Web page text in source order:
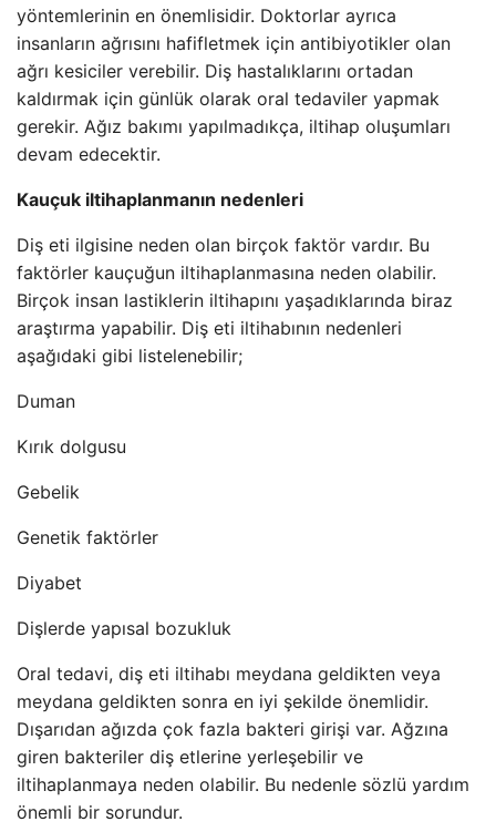
yöntemlerinin en önemlisidir. Doktorlar ayrıca
insanların ağrısını hafifletmek için antibiyotikler olan
ağrı kesiciler verebilir. Diş hastalıklarını ortadan
kaldırmak için günlük olarak oral tedaviler yapmak
gerekir. Ağız bakımı yapılmadıkça, iltihap oluşumları
devam edecektir.
Kauçuk iltihaplanmanın nedenleri
Diş eti ilgisine neden olan birçok faktör vardır. Bu
faktörler kauçuğun iltihaplanmasına neden olabilir.
Birçok insan lastiklerin iltihapını yaşadıklarında biraz
araştırma yapabilir. Diş eti iltihabının nedenleri
aşağıdaki gibi listelenebilir;
Duman
Kırık dolgusu
Gebelik
Genetik faktörler
Diyabet
Dişlerde yapısal bozukluk
Oral tedavi, diş eti iltihabı meydana geldikten veya
meydana geldikten sonra en iyi şekilde önemlidir.
Dışarıdan ağızda çok fazla bakteri girişi var. Ağzına
giren bakteriler diş etlerine yerleşebilir ve
iltihaplanmaya neden olabilir. Bu nedenle sözlü yardım
önemli bir sorundur.